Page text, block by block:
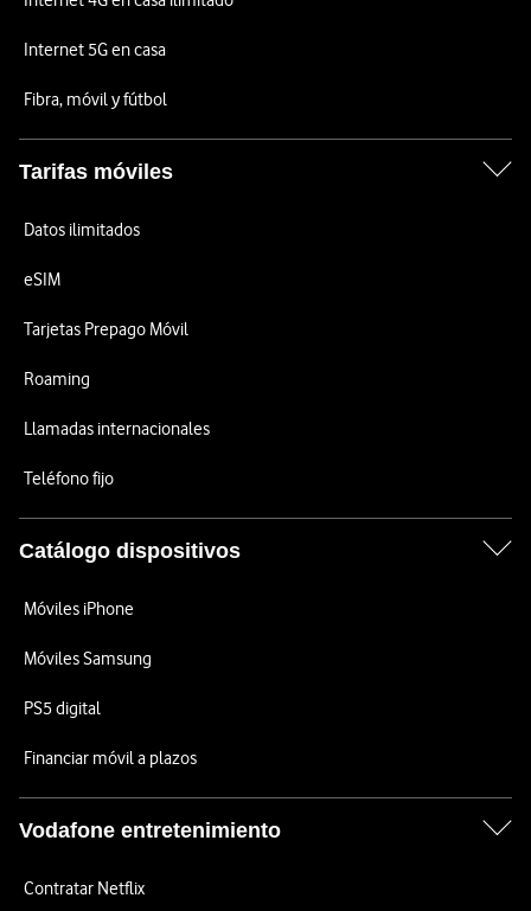
Internet 5G en casa
Fibra, móvil y fútbol
Tarifas móviles
Datos ilimitados
eSIM
Tarjetas Prepago Móvil
Roaming
Llamadas internacionales
Teléfono fijo
Catálogo dispositivos
Móviles iPhone
Móviles Samsung
PS5 digital
Financiar móvil a plazos
Vodafone entretenimiento
Contratar Netflix